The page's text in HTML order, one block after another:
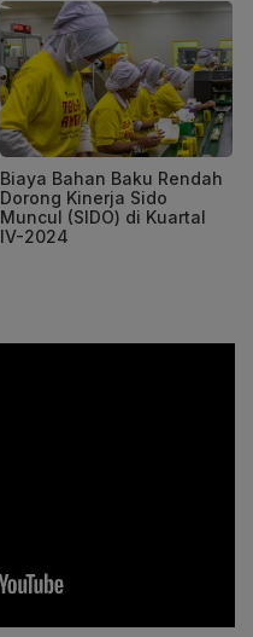
Biaya Bahan Baku Rendah
Dorong Kinerja Sido
Muncul (SIDO) di Kuartal
IV-2024